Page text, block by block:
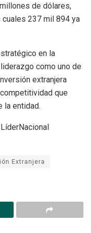
de dólares,
237 mil 894 ya
en la
como uno de
extranjera
que
la entidad.
Extranjera